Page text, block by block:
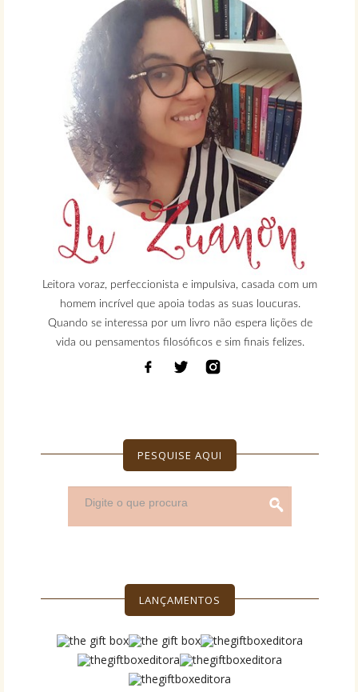
Leitora voraz, perfeccionista e impulsiva, casada com um
homem incrível que apoia todas as suas loucuras.
Quando se interessa por um livro não espera lições de
vida ou pensamentos filosóficos e sim finais felizes.
PESQUISE AQUI
LANÇAMENTOS